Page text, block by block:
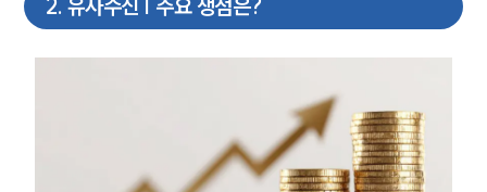
2. 유사수신 | 주요 쟁점은?